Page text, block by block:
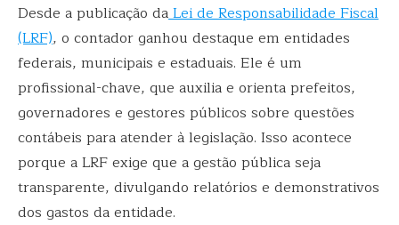
Desde a publicação daLei de Responsabilidade Fiscal
(LRF), o contador ganhou destaque em entidades
federais, municipais e estaduais. Ele é um
profissional-chave, que auxilia e orienta prefeitos,
governadores e gestores públicos sobre questões
contábeis para atender à legislação. Isso acontece
porque a LRF exige que a gestão pública seja
transparente, divulgando relatórios e demonstrativos
dos gastos da entidade.